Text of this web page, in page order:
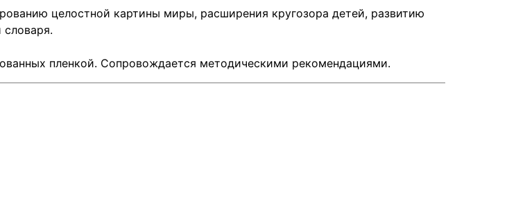
целостной картины миры, расширения кругозора детей, развитию
пленкой. Сопровождается методическими рекомендациями.